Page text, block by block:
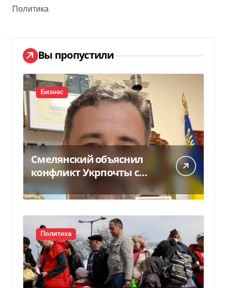
Политика
Вы пропустили
Бизнес
Смелянский объяснил
конфликт Укрпочты с
НБУ из-за платежек
Политика